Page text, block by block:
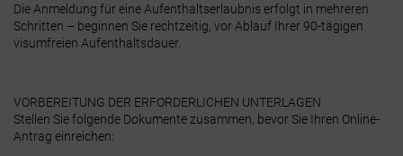
Die Anmeldung für eine Aufenthaltserlaubnis erfolgt in mehreren
Schritten – beginnen Sie rechtzeitig, vor Ablauf Ihrer 90-tägigen
visumfreien Aufenthaltsdauer.
VORBEREITUNG DER ERFORDERLICHEN UNTERLAGEN
Stellen Sie folgende Dokumente zusammen, bevor Sie Ihren Online-
Antrag einreichen: